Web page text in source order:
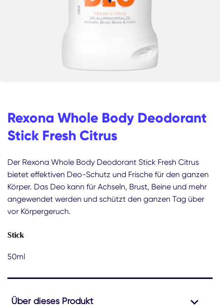
Rexona Whole Body Deodorant
Stick Fresh Citrus
Der Rexona Whole Body Deodorant Stick Fresh Citrus
bietet effektiven Deo-Schutz und Frische für den ganzen
Körper. Das Deo kann für Achseln, Brust, Beine und mehr
angewendet werden und schützt den ganzen Tag über
vor Körpergeruch.
Stick
50ml
Über dieses Produkt